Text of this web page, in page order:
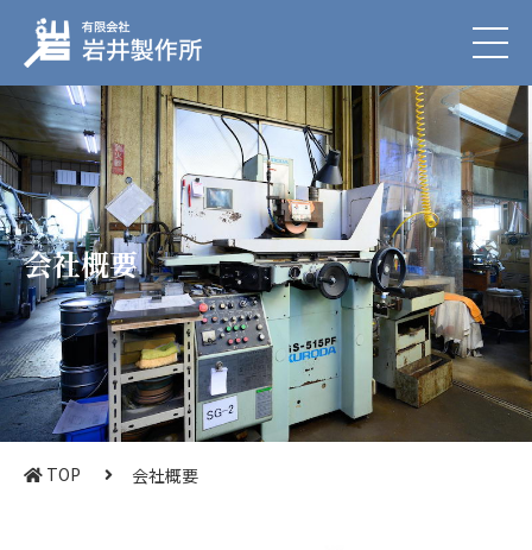
会社概要
TOP 会社概要